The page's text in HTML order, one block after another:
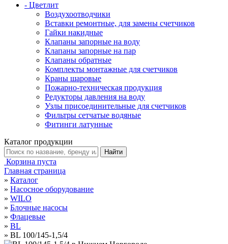
- Цветлит
Воздухоотводчики
Вставки ремонтные, для замены счетчиков
Гайки накидные
Клапаны запорные на воду
Клапаны запорные на пар
Клапаны обратные
Комплекты монтажные для счетчиков
Краны шаровые
Пожарно-техническая продукция
Редукторы давления на воду
Узлы присоединительные для счетчиков
Фильтры сетчатые водяные
Фитинги латунные
Каталог продукции
Корзина пуста
Главная страница
» Каталог
» Насосное оборудование
» WILO
» Блочные насосы
» Флацевые
» BL
» BL 100/145-1,5/4